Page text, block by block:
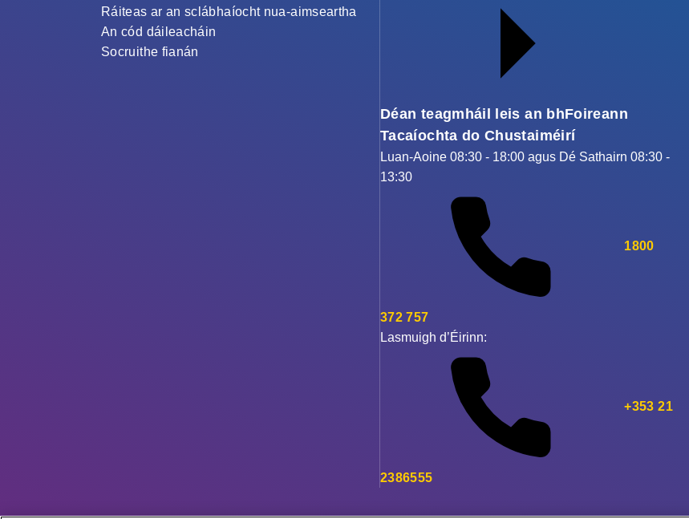
Ráiteas ar an sclábhaíocht nua-aimseartha
An cód dáileacháin
Socruithe fianán
Déan teagmháil leis an bhFoireann
Tacaíochta do Chustaiméirí
Luan-Aoine 08:30 - 18:00 agus Dé Sathairn 08:30 -
13:30
1800
372 757
Lasmuigh d’Éirinn:
+353 21
2386555